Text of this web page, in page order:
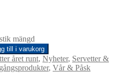
mängd
till i varukorg
året runt, Nyheter, Servetter &
, Vår & Påsk